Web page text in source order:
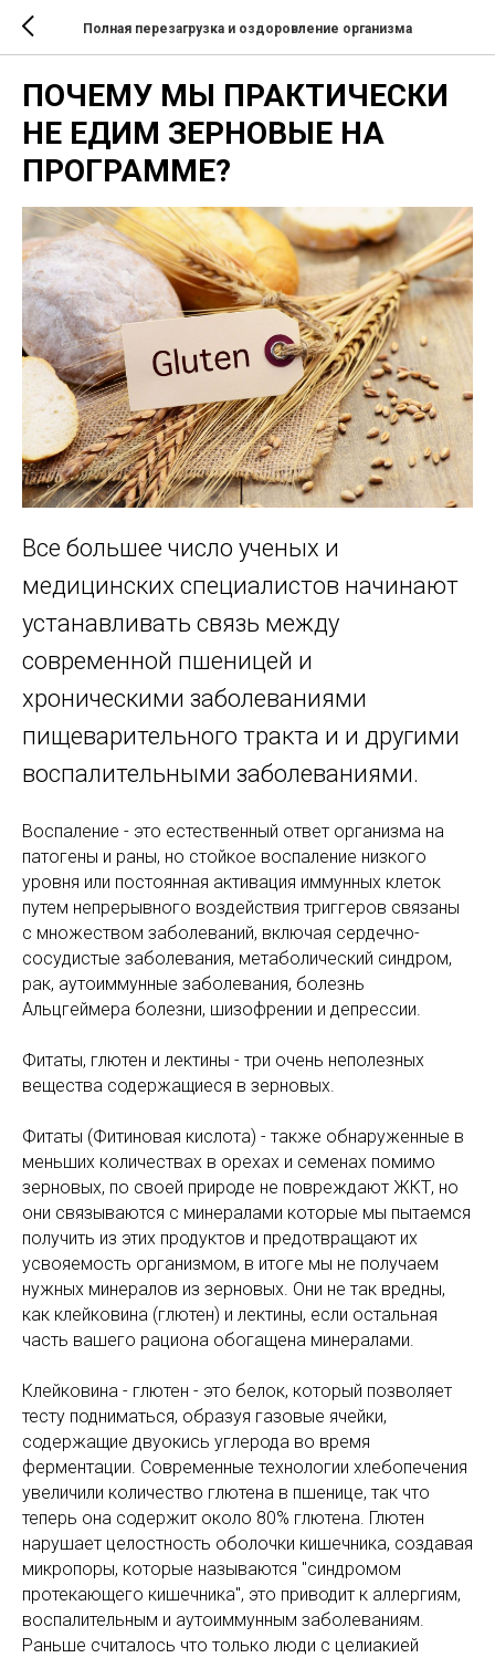
Полная перезагрузка и оздоровление организма
ПОЧЕМУ МЫ ПРАКТИЧЕСКИ
НЕ ЕДИМ ЗЕРНОВЫЕ НА
ПРОГРАММЕ?
Все большее число ученых и
медицинских специалистов начинают
устанавливать связь между
современной пшеницей и
хроническими заболеваниями
пищеварительного тракта и и другими
воспалительными заболеваниями.
Воспаление - это естественный ответ организма на
патогены и раны, но стойкое воспаление низкого
уровня или постоянная активация иммунных клеток
путем непрерывного воздействия триггеров связаны
с множеством заболеваний, включая сердечно-
сосудистые заболевания, метаболический синдром,
рак, аутоиммунные заболевания, болезнь
Альцгеймера болезни, шизофрении и депрессии.
Фитаты, глютен и лектины - три очень неполезных
вещества содержащиеся в зерновых.
Фитаты (Фитиновая кислота) - также обнаруженные в
меньших количествах в орехах и семенах помимо
зерновых, по своей природе не повреждают ЖКТ, но
они связываются с минералами которые мы пытаемся
получить из этих продуктов и предотвращают их
усвояемость организмом, в итоге мы не получаем
нужных минералов из зерновых. Они не так вредны,
как клейковина (глютен) и лектины, если остальная
часть вашего рациона обогащена минералами.
Клейковина - глютен - это белок, который позволяет
тесту подниматься, образуя газовые ячейки,
содержащие двуокись углерода во время
ферментации. Современные технологии хлебопечения
увеличили количество глютена в пшенице, так что
теперь она содержит около 80% глютена. Глютен
нарушает целостность оболочки кишечника, создавая
микропоры, которые называются "синдромом
протекающего кишечника", это приводит к аллергиям,
воспалительным и аутоиммунным заболеваниям.
Раньше считалось что только люди с целиакией